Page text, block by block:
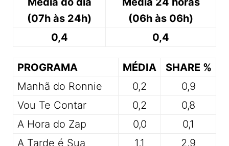
(07h às 24h)
(06h às 06h)
0,4
0,4
PROGRAMA MÉDIA
SHARE %
Manhã do Ronnie
0,2
0,9
Vou Te Contar
0,2
0,8
A Hora do Zap
0,0
0,1
A Tarde é Sua
1,1
2,9